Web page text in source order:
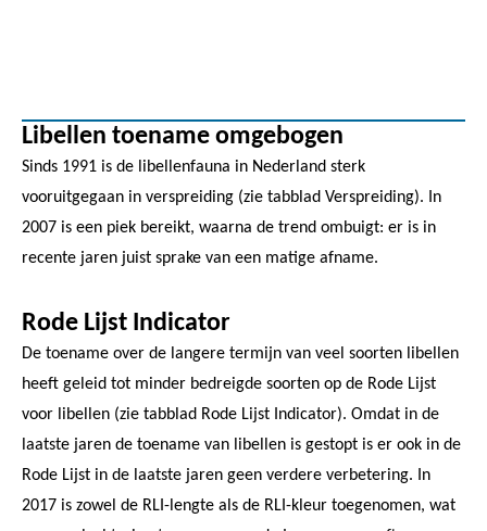
Libellen toename omgebogen
Sinds 1991 is de libellenfauna in Nederland sterk
vooruitgegaan in verspreiding (zie tabblad Verspreiding). In
2007 is een piek bereikt, waarna de trend ombuigt: er is in
recente jaren juist sprake van een matige afname.
Rode Lijst Indicator
De toename over de langere termijn van veel soorten libellen
heeft geleid tot minder bedreigde soorten op de Rode Lijst
voor libellen (zie tabblad Rode Lijst Indicator). Omdat in de
laatste jaren de toename van libellen is gestopt is er ook in de
Rode Lijst in de laatste jaren geen verdere verbetering. In
2017 is zowel de RLI-lengte als de RLI-kleur toegenomen, wat